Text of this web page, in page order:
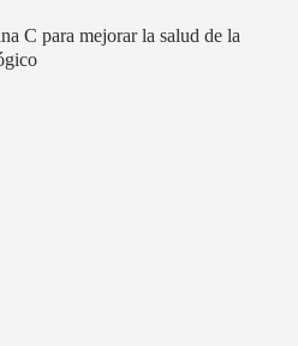
C para mejorar la salud de la